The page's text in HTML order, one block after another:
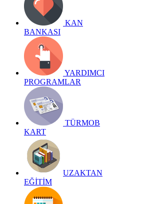
KAN
BANKASI
YARDIMCI
PROGRAMLAR
TÜRMOB
KART
UZAKTAN
EĞİTİM